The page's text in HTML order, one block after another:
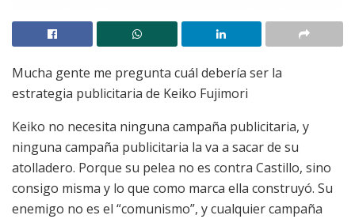
Mucha gente me pregunta cuál debería ser la
estrategia publicitaria de Keiko Fujimori
Keiko no necesita ninguna campaña publicitaria, y
ninguna campaña publicitaria la va a sacar de su
atolladero. Porque su pelea no es contra Castillo, sino
consigo misma y lo que como marca ella construyó. Su
enemigo no es el “comunismo”, y cualquier campaña